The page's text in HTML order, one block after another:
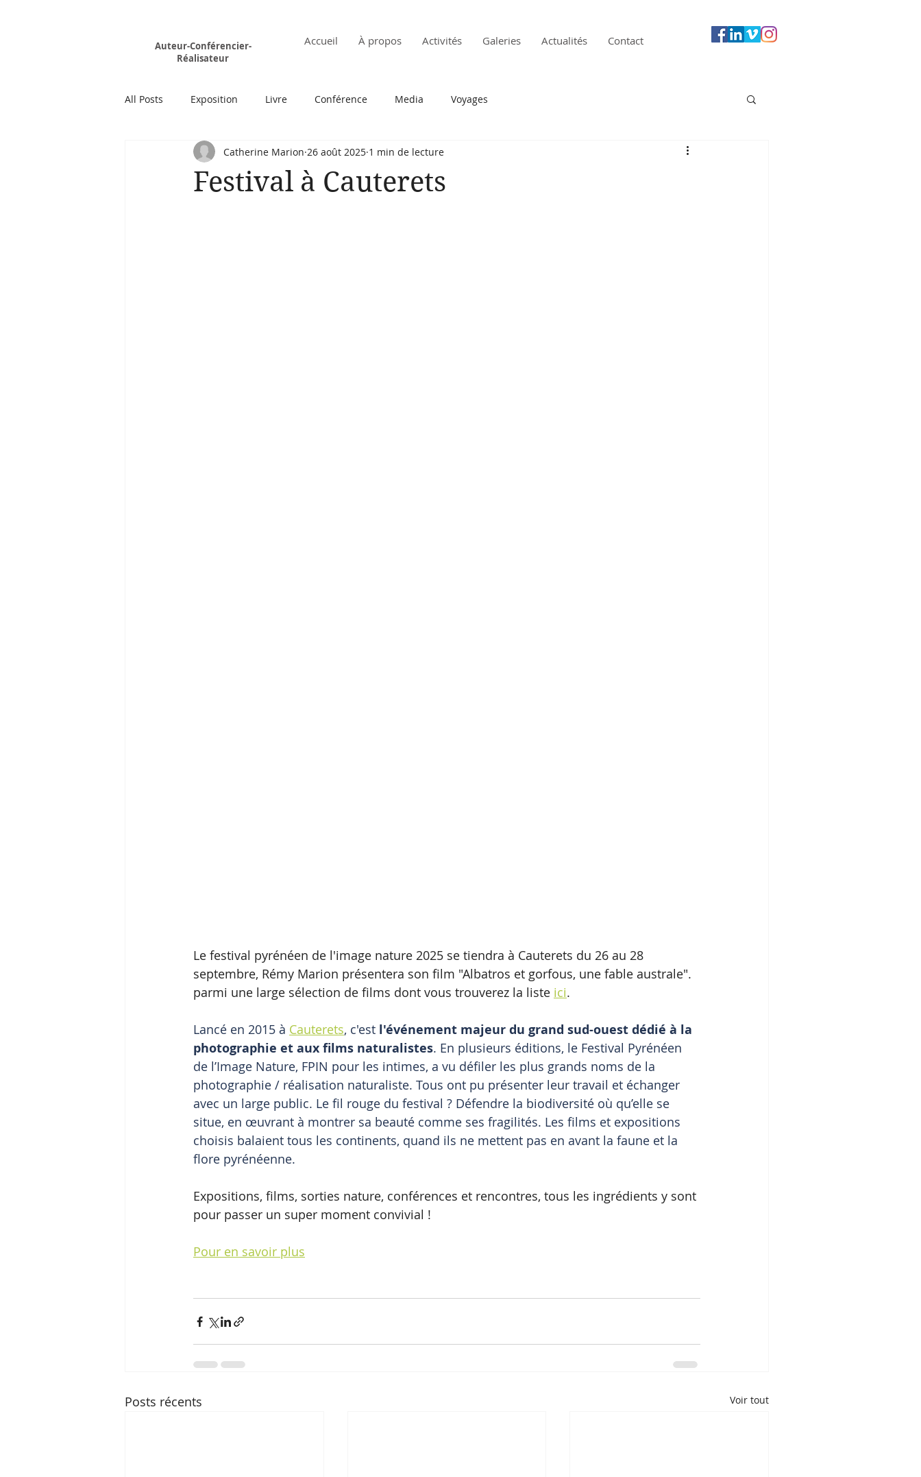
Auteur-Conférencier-
Réalisateur
Accueil À propos Activités Galeries Actualités Contact
All Posts Exposition Livre Conférence Media Voyages
Festival à Cauterets
Catherine Marion 26 août 2025 1 min de lecture
Le festival pyrénéen de l'image nature 2025 se tiendra à Cauterets du 26 au 28
septembre, Rémy Marion présentera son film "Albatros et gorfous, une fable australe".
parmi une large sélection de films dont vous trouverez la liste ici.
Lancé en 2015 à Cauterets, c'est l'événement majeur du grand sud-ouest dédié à la
photographie et aux films naturalistes. En plusieurs éditions, le Festival Pyrénéen
de l’Image Nature, FPIN pour les intimes, a vu défiler les plus grands noms de la
photographie / réalisation naturaliste. Tous ont pu présenter leur travail et échanger
avec un large public. Le fil rouge du festival ? Défendre la biodiversité où qu’elle se
situe, en œuvrant à montrer sa beauté comme ses fragilités. Les films et expositions
choisis balaient tous les continents, quand ils ne mettent pas en avant la faune et la
flore pyrénéenne.
Expositions, films, sorties nature, conférences et rencontres, tous les ingrédients y sont
pour passer un super moment convivial !
Pour en savoir plus
Posts récents Voir tout